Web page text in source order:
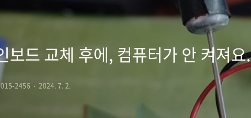
보드 교체 후에, 컴퓨터가 안 켜져요.
2456 2024. 7. 2.